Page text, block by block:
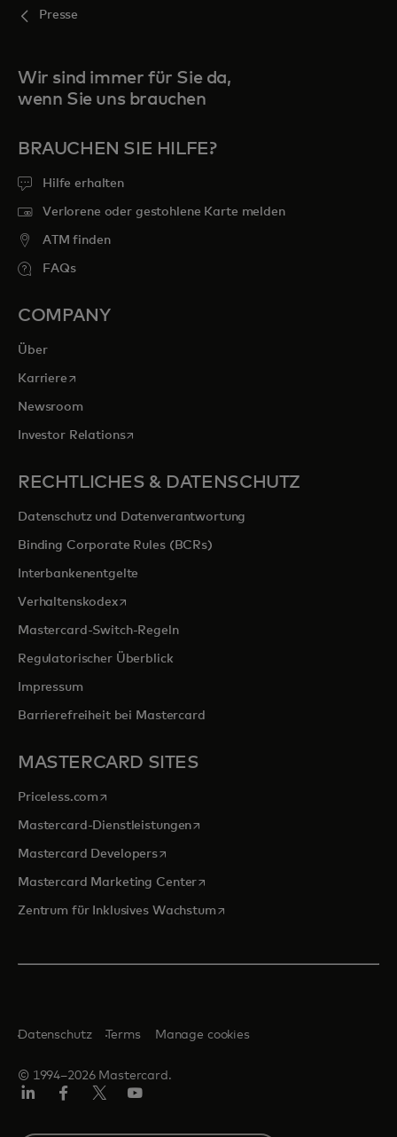
Presse
Wir sind immer für Sie da,
wenn Sie uns brauchen
BRAUCHEN SIE HILFE?
Hilfe erhalten
Verlorene oder gestohlene Karte melden
ATM finden
FAQs
COMPANY
Über
Karrierewird in einer neuen Registerkarte geöffnet
Newsroom
Investor Relationswird in einer neuen Registerkarte geöffnet
RECHTLICHES & DATENSCHUTZ
Datenschutz und Datenverantwortung
Binding Corporate Rules (BCRs)
Interbankenentgelte
Verhaltenskodexwird in einer neuen Registerkarte geöffnet
Mastercard-Switch-Regeln
Regulatorischer Überblick
Impressum
Barrierefreiheit bei Mastercard
MASTERCARD SITES
Priceless.com wird in einer neuen Registerkarte geöffnet
Mastercard-Dienstleistungenwird in einer neuen Registerkarte
Mastercard Developerswird in einer neuen Registerkarte
Mastercard Marketing Centerwird in einer neuen
Zentrum für Inklusives Wachstumwird in einer neuen
© 1994–2026 Mastercard.
Datenschutz Terms Manage cookies